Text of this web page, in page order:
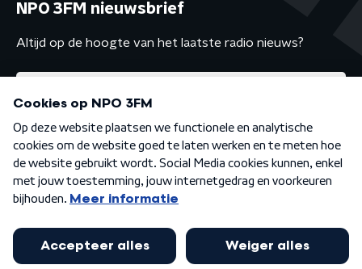
NPO 3FM nieuwsbrief
Altijd op de hoogte van het laatste radio nieuws?
Algemene voorwaarden Privacybeleid